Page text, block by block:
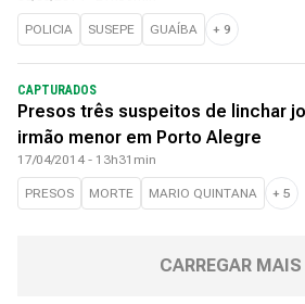
POLICIA SUSEPE GUAÍBA + 9
CAPTURADOS
Presos três suspeitos de linchar
irmão menor em Porto Alegre
17/04/2014 - 13h31min
PRESOS MORTE MARIO QUINTANA + 5
CARREGAR MAIS